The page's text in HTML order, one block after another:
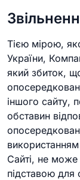
Тією мірою,
України,
який збиток,
іншого сайту,
обставин
Сайті, не
підставою для